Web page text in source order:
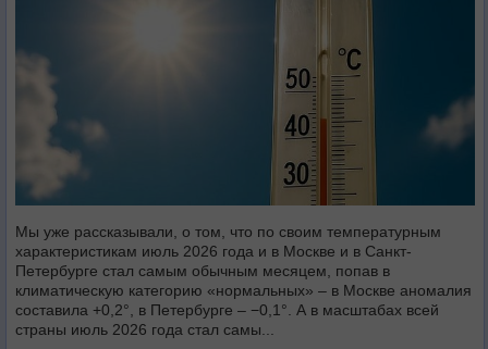
Мы уже рассказывали, о том, что по своим температурным
характеристикам июль 2026 года и в Москве и в Санкт-
Петербурге стал самым обычным месяцем, попав в
климатическую категорию «нормальных» – в Москве аномалия
составила +0,2°, в Петербурге – −0,1°. А в масштабах всей
страны июль 2026 года стал самы...